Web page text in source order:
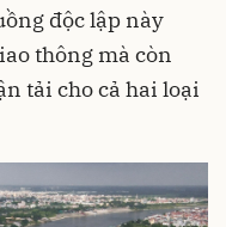
độc lập này
thông mà còn
tải cho cả hai loại